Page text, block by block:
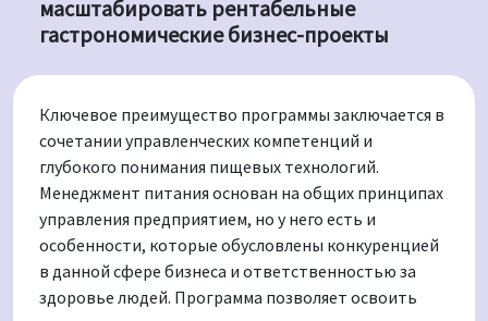
масштабировать рентабельные
гастрономические бизнес-проекты
Ключевое преимущество программы заключается в
сочетании управленческих компетенций и
глубокого понимания пищевых технологий.
Менеджмент питания основан на общих принципах
управления предприятием, но у него есть и
особенности, которые обусловлены конкуренцией
в данной сфере бизнеса и ответственностью за
здоровье людей. Программа позволяет освоить